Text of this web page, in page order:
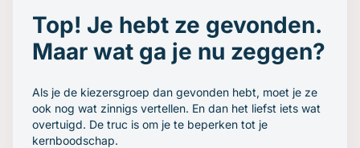
Top! Je hebt ze gevonden.
Maar wat ga je nu zeggen?
Als je de kiezersgroep dan gevonden hebt, moet je ze
ook nog wat zinnigs vertellen. En dan het liefst iets wat
overtuigd. De truc is om je te beperken tot je
kernboodschap.